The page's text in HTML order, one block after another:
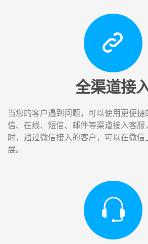
全渠道接
当您的客户遇到问题，可以使用更便
信、在线、短信、邮件等渠道接入客服
时，通过微信接入的客户，可以在微信
展。